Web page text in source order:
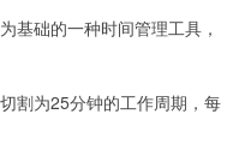
础的一种时间管理工具，
为25分钟的工作周期，每